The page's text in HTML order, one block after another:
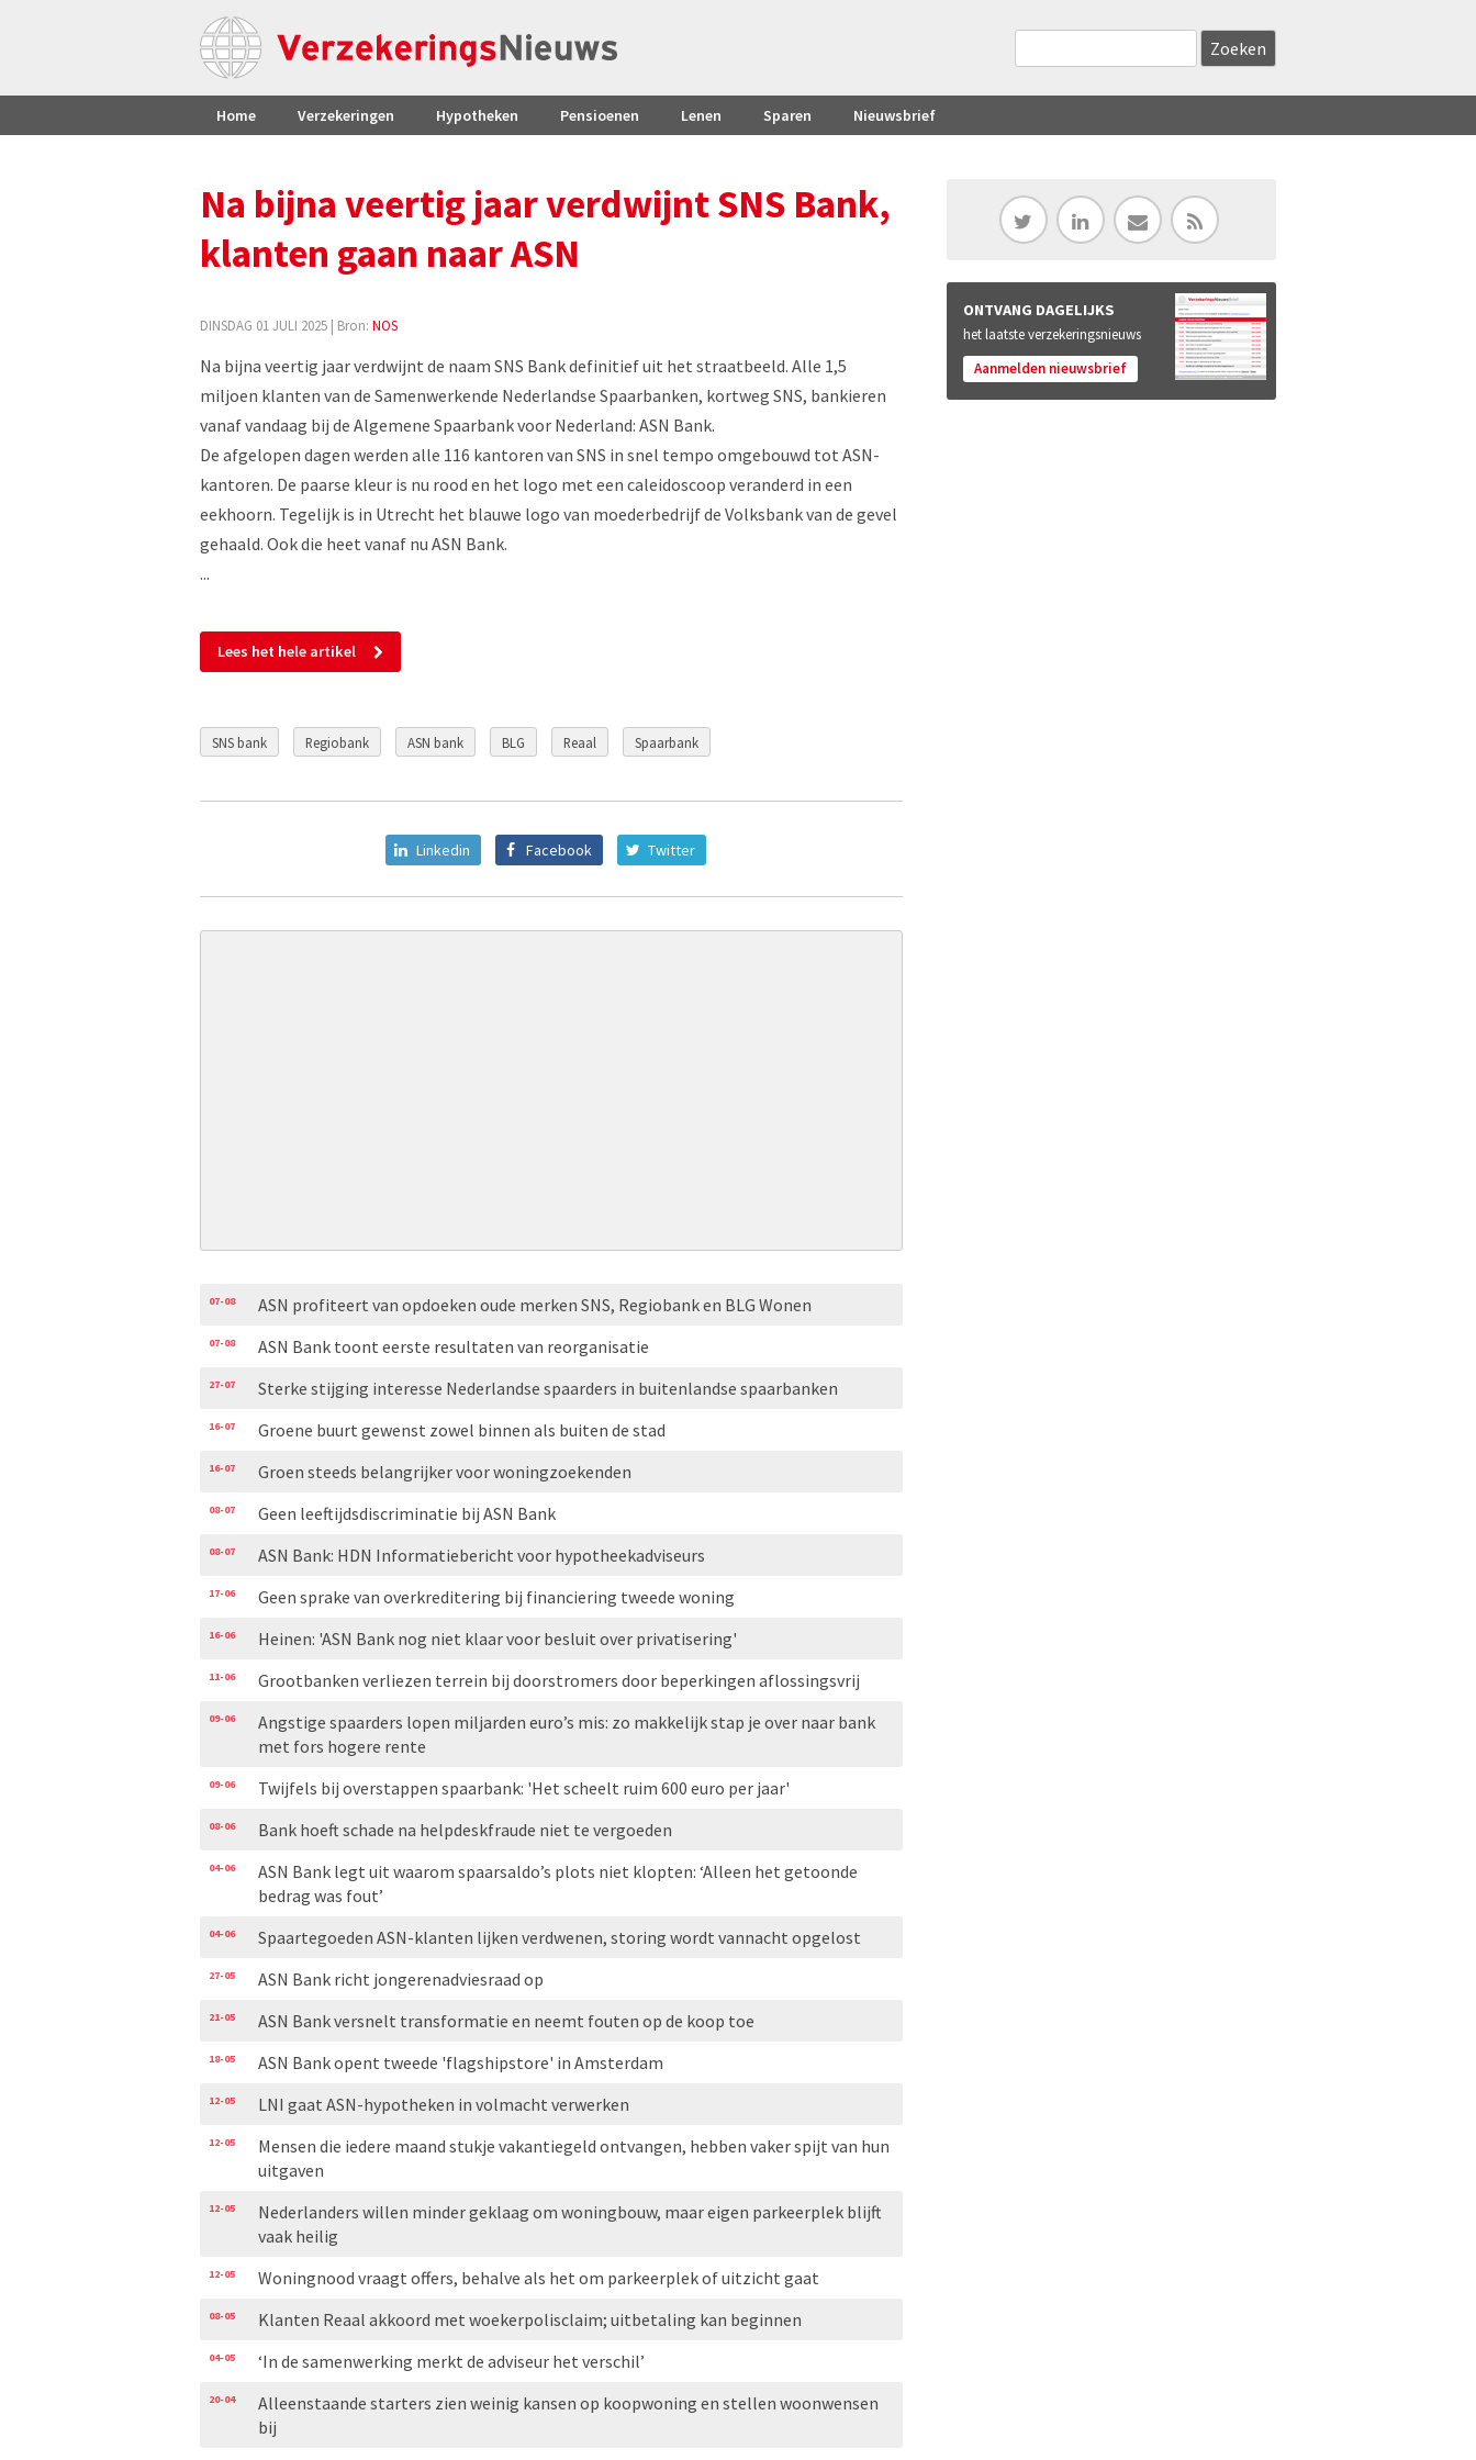
Home Verzekeringen Hypotheken Pensioenen Lenen Sparen Nieuwsbrief
Na bijna veertig jaar verdwijnt SNS Bank,
klanten gaan naar ASN
DINSDAG 01 JULI 2025 | Bron: NOS
Na bijna veertig jaar verdwijnt de naam SNS Bank definitief uit het straatbeeld. Alle 1,5
miljoen klanten van de Samenwerkende Nederlandse Spaarbanken, kortweg SNS, bankieren
vanaf vandaag bij de Algemene Spaarbank voor Nederland: ASN Bank.
De afgelopen dagen werden alle 116 kantoren van SNS in snel tempo omgebouwd tot ASN-
kantoren. De paarse kleur is nu rood en het logo met een caleidoscoop veranderd in een
eekhoorn. Tegelijk is in Utrecht het blauwe logo van moederbedrijf de Volksbank van de gevel
gehaald. Ook die heet vanaf nu ASN Bank.
...
Lees het hele artikel
SNS bank Regiobank ASN bank BLG Reaal Spaarbank
Linkedin Facebook Twitter
07-08 ASN profiteert van opdoeken oude merken SNS, Regiobank en BLG Wonen
07-08 ASN Bank toont eerste resultaten van reorganisatie
27-07 Sterke stijging interesse Nederlandse spaarders in buitenlandse spaarbanken
16-07 Groene buurt gewenst zowel binnen als buiten de stad
16-07 Groen steeds belangrijker voor woningzoekenden
08-07 Geen leeftijdsdiscriminatie bij ASN Bank
08-07 ASN Bank: HDN Informatiebericht voor hypotheekadviseurs
17-06 Geen sprake van overkreditering bij financiering tweede woning
16-06 Heinen: 'ASN Bank nog niet klaar voor besluit over privatisering'
11-06 Grootbanken verliezen terrein bij doorstromers door beperkingen aflossingsvrij
09-06
Angstige spaarders lopen miljarden euro’s mis: zo makkelijk stap je over naar bank
met fors hogere rente
09-06 Twijfels bij overstappen spaarbank: 'Het scheelt ruim 600 euro per jaar'
08-06 Bank hoeft schade na helpdeskfraude niet te vergoeden
04-06
ASN Bank legt uit waarom spaarsaldo’s plots niet klopten: ‘Alleen het getoonde
bedrag was fout’
04-06 Spaartegoeden ASN-klanten lijken verdwenen, storing wordt vannacht opgelost
27-05 ASN Bank richt jongerenadviesraad op
21-05 ASN Bank versnelt transformatie en neemt fouten op de koop toe
18-05 ASN Bank opent tweede 'flagshipstore' in Amsterdam
12-05 LNI gaat ASN-hypotheken in volmacht verwerken
12-05
Mensen die iedere maand stukje vakantiegeld ontvangen, hebben vaker spijt van hun
uitgaven
12-05
Nederlanders willen minder geklaag om woningbouw, maar eigen parkeerplek blijft
vaak heilig
12-05 Woningnood vraagt offers, behalve als het om parkeerplek of uitzicht gaat
08-05 Klanten Reaal akkoord met woekerpolisclaim; uitbetaling kan beginnen
04-05 ‘In de samenwerking merkt de adviseur het verschil’
20-04
Alleenstaande starters zien weinig kansen op koopwoning en stellen woonwensen
bij
ONTVANG DAGELIJKS
het laatste verzekeringsnieuws
Aanmelden nieuwsbrief